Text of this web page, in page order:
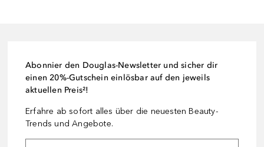
Abonnier den Douglas-Newsletter und sicher dir
einen 20%-Gutschein einlösbar auf den jeweils
aktuellen Preis²!
Erfahre ab sofort alles über die neuesten Beauty-
Trends und Angebote.